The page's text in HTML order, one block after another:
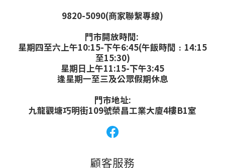
9820-5090(商家聯繫專線)
門市開放時間:
星期四至六上午10:15-下午6:45(午飯時間﹕14:15
至15:30)
星期日上午11:15-下午3:45
逢星期一至三及公眾假期休息
門市地址:
九龍觀塘巧明街109號榮昌工業大廈4樓B1室
顧客服務